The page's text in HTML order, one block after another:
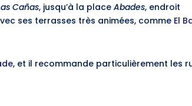
Cañas, jusqu’à la placeAbades, endroit
ses terrasses très animées, comme El
, et il recommande particulièrement les